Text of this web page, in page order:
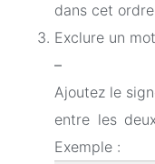
dans cet
Exclure un mot
–
Ajoutez le
entre les
Exemple :